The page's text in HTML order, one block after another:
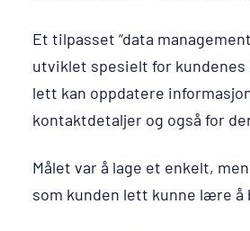
Et tilpasset “data
utviklet spesielt for kundenes
lett kan oppdatere
kontaktdetaljer og også for
Målet var å lage et enkelt,
som kunden lett kunne lære å